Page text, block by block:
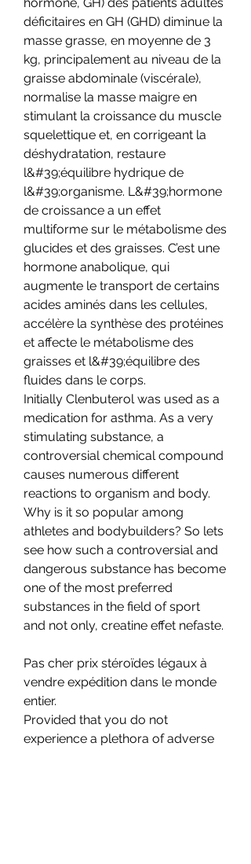
déficitaires en GH (GHD) diminue la
masse grasse, en moyenne de 3
kg, principalement au niveau de la
graisse abdominale (viscérale),
normalise la masse maigre en
stimulant la croissance du muscle
squelettique et, en corrigeant la
déshydratation, restaure
l&#39;équilibre hydrique de
l&#39;organisme. L&#39;hormone
de croissance a un effet
multiforme sur le métabolisme des
glucides et des graisses. C’est une
hormone anabolique, qui
augmente le transport de certains
acides aminés dans les cellules,
accélère la synthèse des protéines
et affecte le métabolisme des
graisses et l&#39;équilibre des
fluides dans le corps.
Initially Clenbuterol was used as a
medication for asthma. As a very
stimulating substance, a
controversial chemical compound
causes numerous different
reactions to organism and body.
Why is it so popular among
athletes and bodybuilders? So lets
see how such a controversial and
dangerous substance has become
one of the most preferred
substances in the field of sport
and not only, creatine effet nefaste.
Pas cher prix stéroïdes légaux à
vendre expédition dans le monde
entier.
Provided that you do not
experience a plethora of adverse